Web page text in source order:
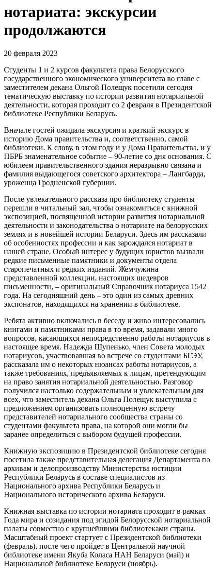
нотариата: экскурсии
продолжаются
20 февраля 2023
Студенты 1 и 2 курсов факультета права Белорусского
государственного экономического университета во главе с
заместителем декана Ольгой Полещук посетили сегодня
тематическую выставку по истории развития нотариальной
деятельности, которая проходит со 2 февраля в Президентской
библиотеке Республики Беларусь.
Вначале гостей ожидала экскурсия и краткий экскурс в
историю Дома правительства и, соответственно, самой
библиотеки. К слову, в этом году и у Дома Правительства, и у
ПБРБ знаменательное событие – 90-летие со дня основания. С
юбилеем правительственного здания неразрывно связана и
фамилия выдающегося советского архитектора – Лангбарда,
уроженца Гродненской губернии.
После увлекательного рассказа про библиотеку студенты
перешли в читальный зал, чтобы ознакомиться с книжной
экспозицией, посвященной истории развития нотариальной
деятельности и законодательства о нотариате на белорусских
землях и в новейшей истории Беларуси. Здесь им рассказали
об особенностях профессии и как зарождался нотариат в
нашей стране. Особый интерес у будущих юристов вызвали
редкие письменные памятники и документы отдела
старопечатных и редких изданий. Жемчужина
представленной коллекции, настоящих шедевров
письменности, – оригинальный Справочник нотариуса 1542
года. На сегодняшний день – это один из самых древних
экспонатов, находящихся на хранении в библиотеке.
Ребята активно включались в беседу и живо интересовались
книгами и памятниками права в то время, задавали много
вопросов, касающихся непосредственно работы нотариусов в
настоящее время. Надежда Шупенько, член Совета молодых
нотариусов, участвовавшая во встрече со студентами БГЭУ,
рассказала им о некоторых нюансах работы нотариусов, а
также требованиях, предъявляемых к лицам, претендующим
на право занятия нотариальной деятельностью. Разговор
получился настолько содержательным и увлекательным для
всех, что заместитель декана Ольга Полещук выступила с
предложением организовать полноценную встречу
представителей нотариального сообщества страны со
студентами факультета права, на которой они могли бы
заранее определиться с выбором будущей профессии.
Книжную экспозицию в Президентской библиотеке сегодня
посетила также представительная делегация Департамента по
архивам и делопроизводству Министерства юстиции
Республики Беларусь в составе специалистов из
Национального архива Республики Беларусь и
Национального исторического архива Беларуси.
Книжная выставка по истории нотариата проходит в рамках
Года мира и созидания под эгидой Белорусской нотариальной
палаты совместно с крупнейшими библиотеками страны.
Масштабный проект стартует с Президентской библиотеки
(февраль), после чего пройдет в Центральной научной
библиотеке имени Якуба Коласа НАН Беларуси (май) и
Национальной библиотеке Беларуси (ноябрь).